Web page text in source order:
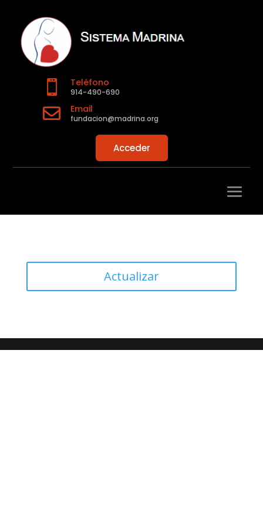
 Teléfono
914-490-690
 Email
fundacion@madrina.org
Acceder
Actualizar